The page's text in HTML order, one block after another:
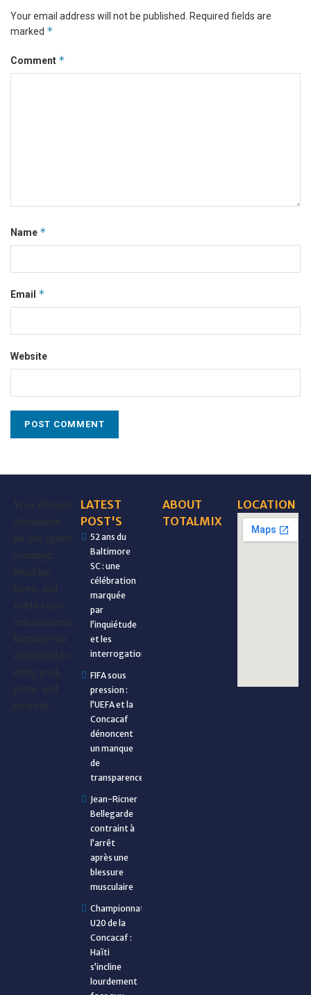
Your email address will not be published.
Required fields are
marked *
Comment *
Name *
Email *
Website
Your ultimate
destination
for live sports
coverage,
breaking
news, and
entertainment,
keeping you
connected to
every goal,
game, and
moment.
LATEST
POST'S
52 ans du
Baltimore
SC : une
célébration
marquée
par
l’inquiétude
et les
interrogations
FIFA sous
pression :
l’UEFA et la
Concacaf
dénoncent
un manque
de
transparence
Jean-Ricner
Bellegarde
contraint à
l’arrêt
après une
blessure
musculaire
Championnat
U20 de la
Concacaf :
Haïti
s’incline
lourdement
ABOUT
TOTALMIX
LOCATION